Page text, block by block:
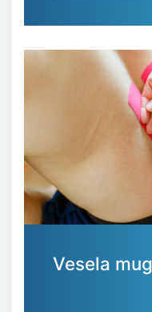
Vesela